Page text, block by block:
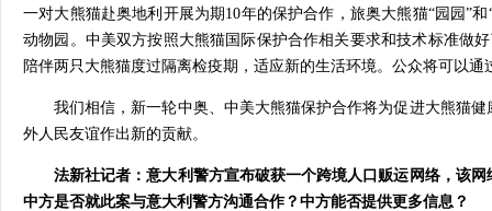
一对大熊猫赴奥地利开展为期10年的保护合作，旅奥大熊猫“园园”
动物园。中美双方按照大熊猫国际保护合作相关要求和技术标准做
陪伴两只大熊猫度过隔离检疫期，适应新的生活环境。公众将可以
我们相信，新一轮中奥、中美大熊猫保护合作将为促进大熊猫
外人民友谊作出新的贡献。
法新社记者：意大利警方宣布破获一个跨境人口贩运网络，该
中方是否就此案与意大利警方沟通合作？中方能否提供更多信息？